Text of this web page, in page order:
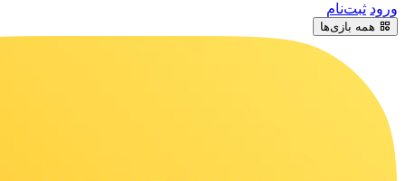
ورود ثبت‌نام
همه بازی‌ها